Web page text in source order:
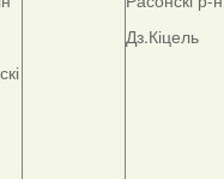
Дз.Кіцель